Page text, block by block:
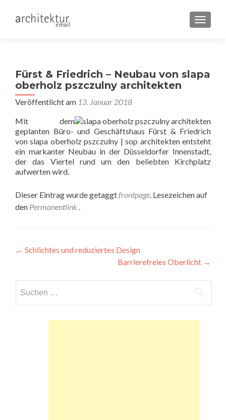
Fürst & Friedrich – Neubau von slapa
oberholz pszczulny architekten
Veröffentlicht am 13. Januar 2018
Mit dem
geplanten Büro- und Geschäftshaus Fürst & Friedrich
von slapa oberholz pszczulny | sop architekten entsteht
ein markanter Neubau in der Düsseldorfer Innenstadt,
der das Viertel rund um den beliebten Kirchplatz
aufwerten wird.
Dieser Eintrag wurde getaggtfrontpage. Lesezeichen auf
den Permanentlink .
Beitragsnavigation
← Schlichtes und reduziertes Design
Barrierefreies Oberlicht →
nach: